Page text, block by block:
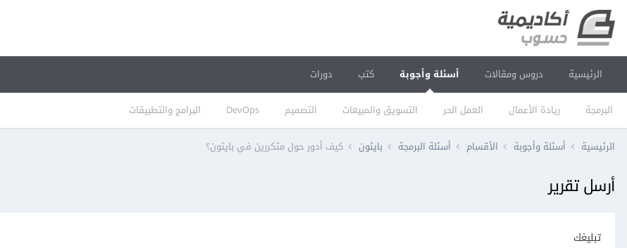
الرئيسية دروس ومقالات أسئلة وأجوبة
البرمجة ريادة الأعمال العمل الحر التسويق والمبيعات التصميم DevOps البرامج والتطبيقات
كتب دورات
الرئيسية أسئلة وأجوبة الأقسام أسئلة البرمجة بايثون كيف أدور حول متكررين في بايثون؟
أرسل تقرير
تبليغك